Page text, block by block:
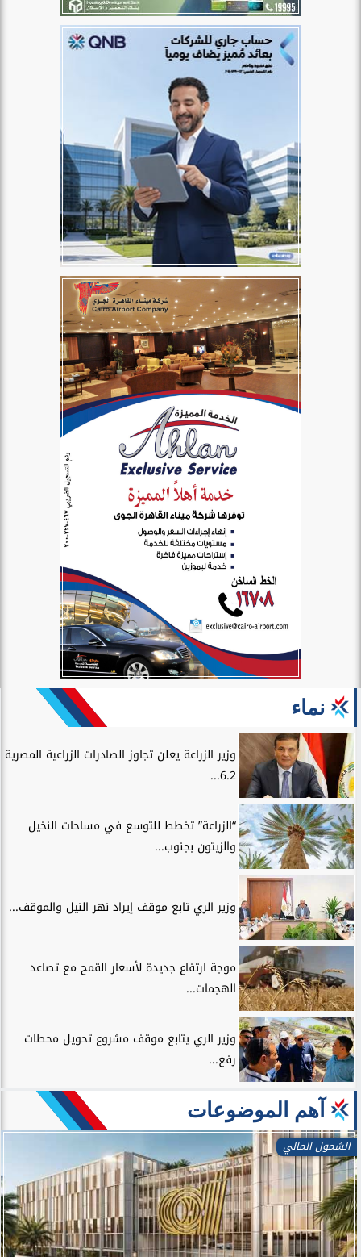
نماء
وزير الزراعة يعلن تجاوز الصادرات الزراعية المصرية
6.2...
“الزراعة” تخطط للتوسع في مساحات النخيل
والزيتون بجنوب...
وزير الري تابع موقف إيراد نهر النيل والموقف...
موجة ارتفاع جديدة لأسعار القمح مع تصاعد
الهجمات...
وزير الري يتابع موقف مشروع تحويل محطات
رفع...
آهم الموضوعات
الشمول المالي